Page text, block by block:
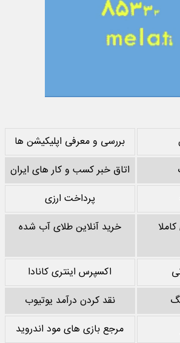
بررسی و معرفی اپلیکیشن ها
اتاق خبر کسب و کار های ایران
پرداخت ارزی
خرید آنلاین طلای آب شده
اکسپرس اینتری کانادا
نقد کردن درآمد یوتیوب
مرجع بازی های مود اندروید